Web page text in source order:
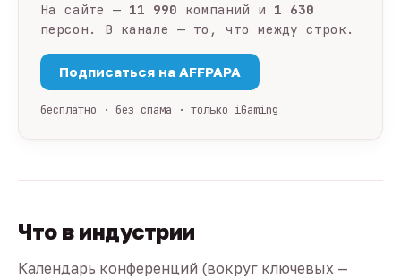
На сайте — 11 990 компаний и 1 630
персон. В канале — то, что между строк.
Подписаться на AFFPAPA
бесплатно · без спама · только iGaming
Что в индустрии
Календарь конференций (вокруг ключевых —